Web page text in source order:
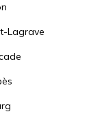
Lagrave